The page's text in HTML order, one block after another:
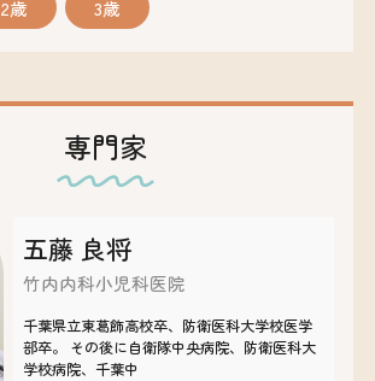
2歳 3歳
専門家
五藤 良将
竹内内科小児科医院
千葉県立東葛飾高校卒、防衛医科大学校医学
部卒。 その後に自衛隊中央病院、防衛医科大
学校病院、千葉中